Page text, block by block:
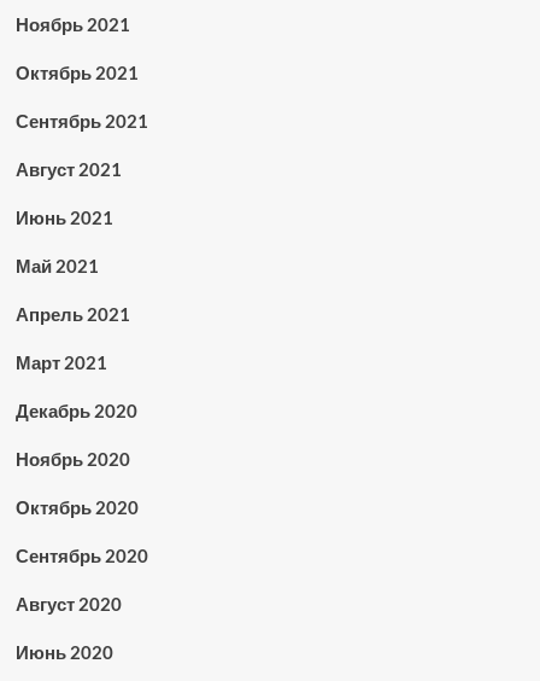
Ноябрь 2021
Октябрь 2021
Сентябрь 2021
Август 2021
Июнь 2021
Май 2021
Апрель 2021
Март 2021
Декабрь 2020
Ноябрь 2020
Октябрь 2020
Сентябрь 2020
Август 2020
Июнь 2020